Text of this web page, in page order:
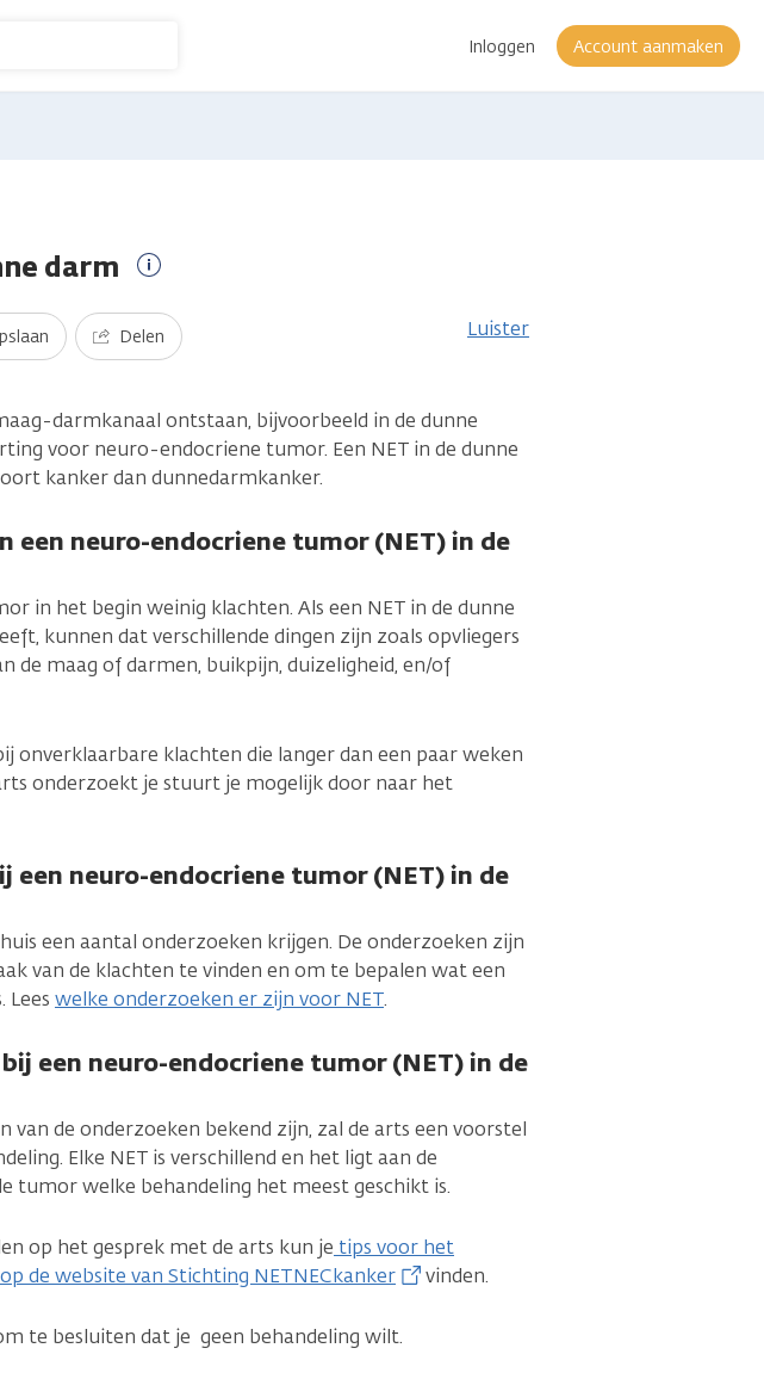
Inloggen Account aanmaken
darm
informatie
Delen Luister
darmkanaal ontstaan, bijvoorbeeld in de dunne
voor neuro-endocriene tumor. Een NET in de dunne
kanker dan dunnedarmkanker.
een neuro-endocriene tumor (NET) in de
in het begin weinig klachten. Als een NET in de dunne
kunnen dat verschillende dingen zijn zoals opvliegers
de maag of darmen, buikpijn, duizeligheid, en/of
onverklaarbare klachten die langer dan een paar weken
onderzoekt je stuurt je mogelijk door naar het
een neuro-endocriene tumor (NET) in de
een aantal onderzoeken krijgen. De onderzoeken zijn
van de klachten te vinden en om te bepalen wat een
Lees welke onderzoeken er zijn voor NET.
een neuro-endocriene tumor (NET) in de
van de onderzoeken bekend zijn, zal de arts een voorstel
Elke NET is verschillend en het ligt aan de
tumor welke behandeling het meest geschikt is.
op het gesprek met de arts kun je tips voor het
de website van Stichting NETNECkanker
vinden.
te besluiten dat je geen behandeling wilt.